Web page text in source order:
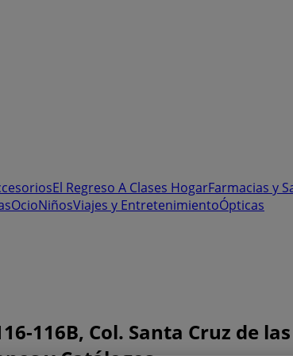
El Regreso A Clases HogarFarmacias y
OcioNiñosViajes y EntretenimientoÓpticas
116B, Col. Santa Cruz de